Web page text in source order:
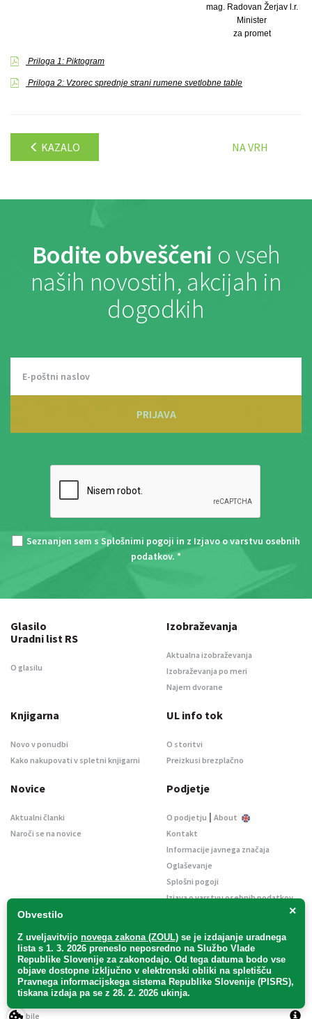
mag. Radovan Žerjav l.r.
Minister
za promet
Priloga 1: Piktogram
Priloga 2: Vzorec sprednje strani rumene svetlobne table
KAZALO NA VRH
Bodite obveščeni o vseh
naših novostih, akcijah in
dogodkih
PRIJAVA
Seznanjen sem s Splošnimi pogoji in z Izjavo o varstvu osebnih
podatkov. *
×
Obvestilo
Z uveljavitvijo novega zakona (ZOUL) se je izdajanje uradnega
lista s 1. 3. 2026 preneslo neposredno na Službo Vlade
Republike Slovenije za zakonodajo. Od tega datuma bodo vse
objave dostopne izključno v elektronski obliki na spletišču
Pravnega informacijskega sistema Republike Slovenije (PISRS),
tiskana izdaja pa se z 28. 2. 2026 ukinja.
Glasilo
Uradni list RS
O glasilu
Izobraževanja
Aktualna izobraževanja
Izobraževanja po meri
Najem dvorane
Knjigarna
Novo v ponudbi
Kako nakupovati v spletni knjigarni
UL info tok
O storitvi
Preizkusi brezplačno
Novice
Aktualni članki
Naroči se na novice
Podjetje
O podjetju | About
Kontakt
Informacije javnega značaja
Oglaševanje
Splošni pogoji
Izjava o varstvu osebnih podatkov
Uradni list d. o. o. – v likvidaciji / Vse pravice pridržane.
2Mobile